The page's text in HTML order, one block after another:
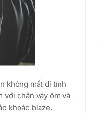
không mất đi tính
với chân váy ôm và
khoác blaze.